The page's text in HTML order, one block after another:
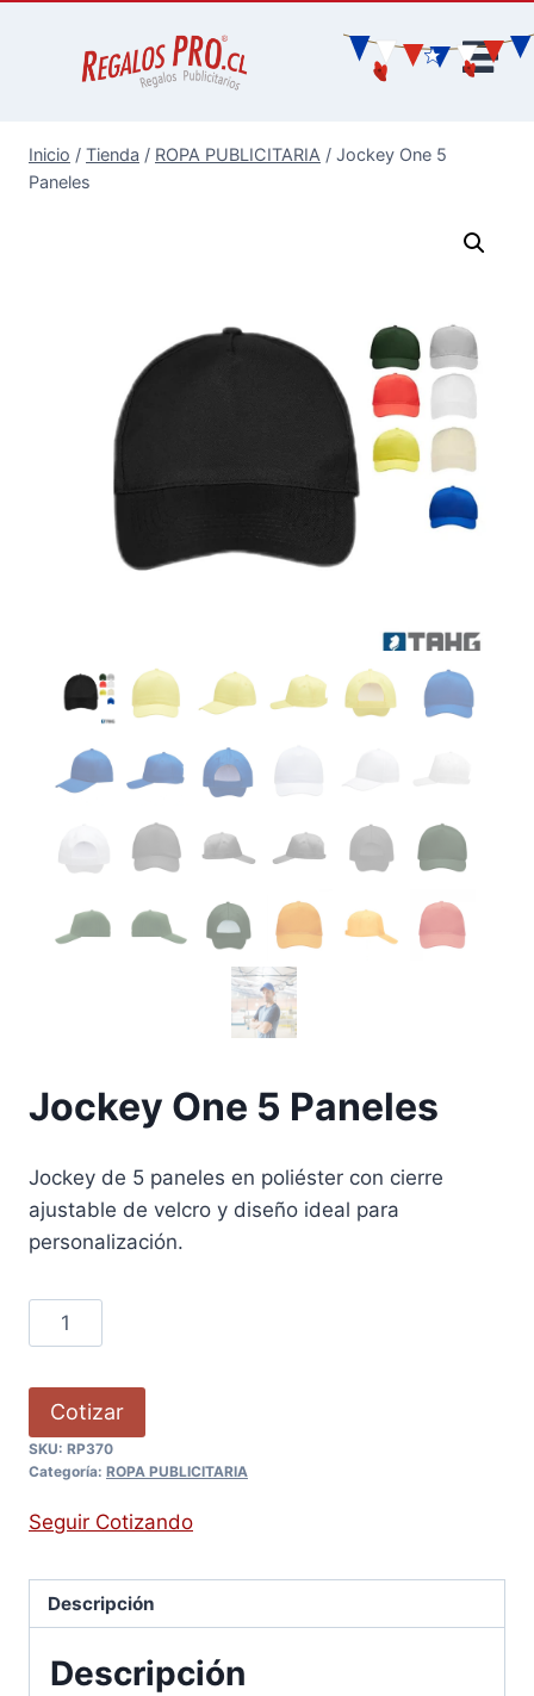
Inicio / Tienda / ROPA PUBLICITARIA / Jockey One 5
Paneles
Jockey One 5 Paneles
Jockey de 5 paneles en poliéster con cierre
ajustable de velcro y diseño ideal para
personalización.
Cotizar
SKU: RP370
Categoría: ROPA PUBLICITARIA
Seguir Cotizando
Descripción
Descripción